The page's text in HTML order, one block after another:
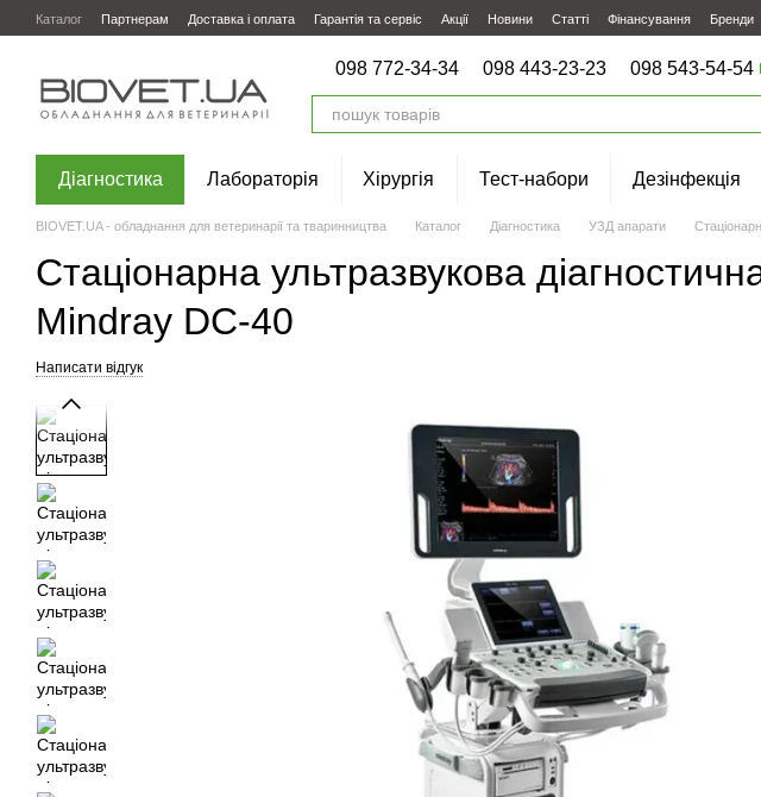
Перейти до основного контенту
Каталог Партнерам Доставка і оплата Гарантія та сервіс Акції Новини Статті Фінансування Бренди
098 772-34-34 098 443-23-23 098 543-54-54
Діагностика Лабораторія Хірургія Тест-набори Дезінфекція
BIOVET.UA - обладнання для ветеринарії та тваринництва Каталог Діагностика УЗД апарати
Стаціонарна ультразвукова
Mindray DC-40
Написати відгук